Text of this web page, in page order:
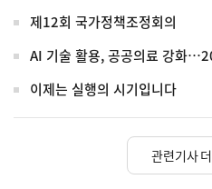
제12회 국가정책조정회의
AI 기술 활용, 공공의료 강화
이제는 실행의 시기입니다
관련기사